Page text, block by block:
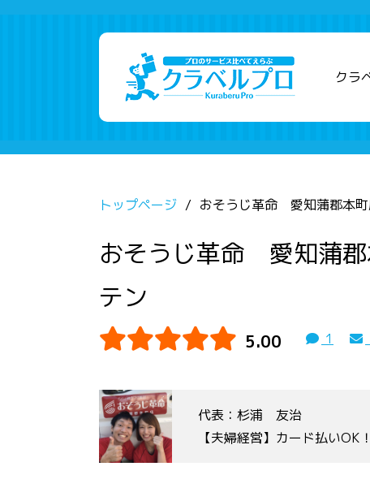
クラ
トップページ おそうじ革命 愛知蒲郡本
おそうじ革命 愛知蒲
テン
5.00 1
代表：杉浦 友治
【夫婦経営】カード払いOK